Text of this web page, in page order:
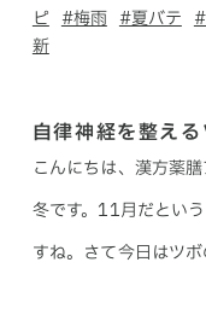
ピ
#梅雨 #夏バテ
新
自律神経を整え
こんにちは、漢方薬
冬です。11月だとい
すね。さて今日はツボ